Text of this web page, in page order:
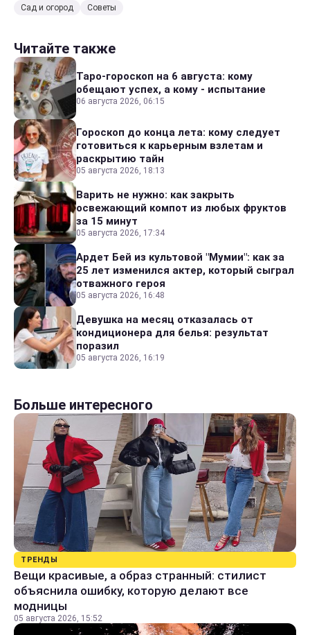
Сад и огород Советы
Читайте также
Таро-гороскоп на 6 августа: кому
обещают успех, а кому - испытание
06 августа 2026, 06:15
Гороскоп до конца лета: кому следует
готовиться к карьерным взлетам и
раскрытию тайн
05 августа 2026, 18:13
Варить не нужно: как закрыть
освежающий компот из любых фруктов
за 15 минут
05 августа 2026, 17:34
Ардет Бей из культовой "Мумии": как за
25 лет изменился актер, который сыграл
отважного героя
05 августа 2026, 16:48
Девушка на месяц отказалась от
кондиционера для белья: результат
поразил
05 августа 2026, 16:19
Больше интересного
ТРЕНДЫ
Вещи красивые, а образ странный: стилист
объяснила ошибку, которую делают все
модницы
05 августа 2026, 15:52